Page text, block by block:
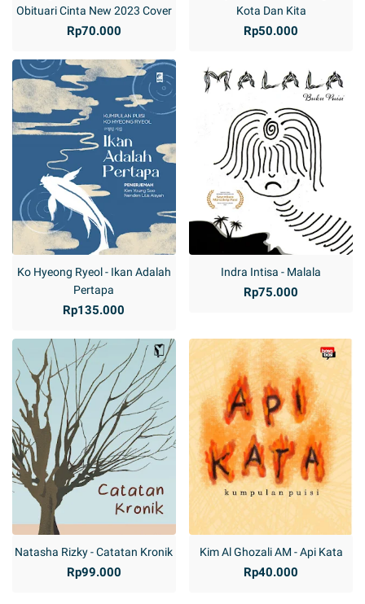
Obituari Cinta New 2023 Cover
Rp70.000
Kota Dan Kita
Rp50.000
Ko Hyeong Ryeol - Ikan Adalah
Pertapa
Rp135.000
Indra Intisa - Malala
Rp75.000
Natasha Rizky - Catatan Kronik
Rp99.000
Kim Al Ghozali AM - Api Kata
Rp40.000